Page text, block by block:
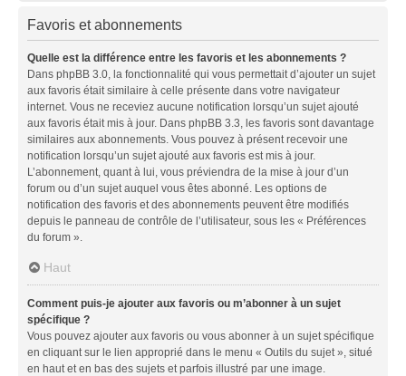
Favoris et abonnements
Quelle est la différence entre les favoris et les abonnements ?
Dans phpBB 3.0, la fonctionnalité qui vous permettait d’ajouter un sujet
aux favoris était similaire à celle présente dans votre navigateur
internet. Vous ne receviez aucune notification lorsqu’un sujet ajouté
aux favoris était mis à jour. Dans phpBB 3.3, les favoris sont davantage
similaires aux abonnements. Vous pouvez à présent recevoir une
notification lorsqu’un sujet ajouté aux favoris est mis à jour.
L’abonnement, quant à lui, vous préviendra de la mise à jour d’un
forum ou d’un sujet auquel vous êtes abonné. Les options de
notification des favoris et des abonnements peuvent être modifiés
depuis le panneau de contrôle de l’utilisateur, sous les « Préférences
du forum ».
Haut
Comment puis-je ajouter aux favoris ou m’abonner à un sujet
spécifique ?
Vous pouvez ajouter aux favoris ou vous abonner à un sujet spécifique
en cliquant sur le lien approprié dans le menu « Outils du sujet », situé
en haut et en bas des sujets et parfois illustré par une image.